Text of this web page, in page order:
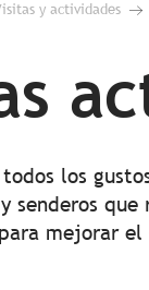
y actividades
los
que
mejorar